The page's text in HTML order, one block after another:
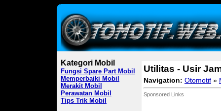
Kategori Mobil
Fungsi Spare Part Mobil
Memperbaiki Mobil
Merakit Mobil
Perawatan Mobil
Tips Trik Mobil
Utilitas - Usir
Navigation: Otomotif »
Sponsored Links